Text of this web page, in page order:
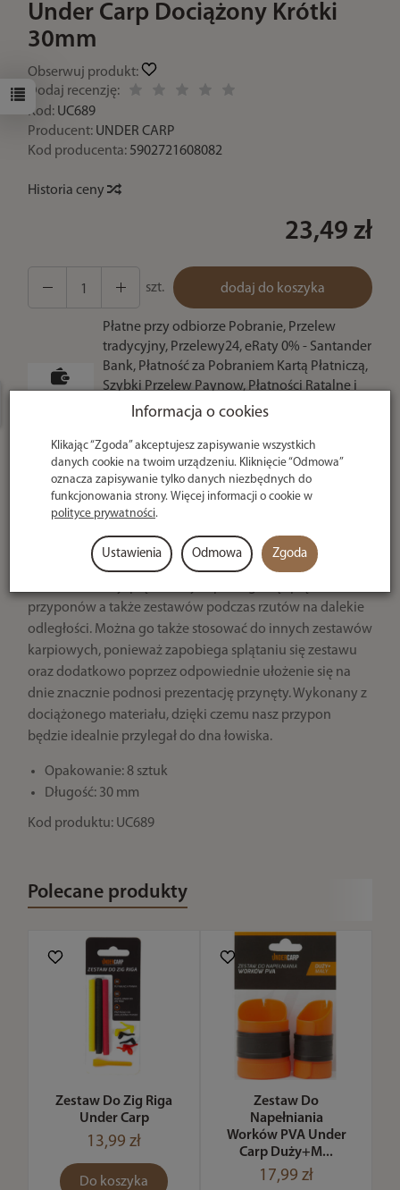
Under Carp Dociążony Krótki
30mm
Obserwuj produkt:
Dodaj recenzję:
Kod: UC689
Producent: UNDER CARP
Kod producenta: 5902721608082
Historia ceny
23,49 zł
szt. dodaj do koszyka
Płatne przy odbiorze Pobranie, Przelew
tradycyjny, Przelewy24, eRaty 0% - Santander
Bank, Płatność za Pobraniem Kartą Płatniczą,
Szybki Przelew Paynow, Płatności Ratalne i
odroczone, Bramka Kredytowa, Płatność Hurt
U ciebie
nawet w 24h
Ochraniacz Antysplątaniowy Under Carp Dociążony
Krótki 30mm
przyponów a także zestawów podczas rzutów na dalekie
odległości. Można go także stosować do innych zestawów
karpiowych, ponieważ zapobiega splątaniu się zestawu
oraz dodatkowo poprzez odpowiednie ułożenie się na
dnie znacznie podnosi prezentację przynęty. Wykonany z
dociążonego materiału, dzięki czemu nasz przypon
będzie idealnie przylegał do dna łowiska.
Opakowanie: 8 sztuk
Długość: 30 mm
Kod produktu: UC689
Polecane produkty
Zestaw Do Zig Riga
Under Carp
13,99 zł
Do koszyka
Zestaw Do
Napełniania
Worków PVA Under
Carp Duży+M...
17,99 zł
7 dniach produktem interesują się osoby.
Informacja o cookies
Klikając “Zgoda” akceptujesz zapisywanie wszystkich
danych cookie na twoim urządzeniu. Kliknięcie “Odmowa”
oznacza zapisywanie tylko danych niezbędnych do
funkcjonowania strony. Więcej informacji o cookie w
polityce prywatności.
Ustawienia Odmowa Zgoda